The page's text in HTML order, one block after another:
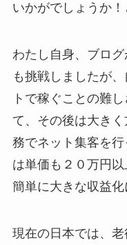
いかがでしょうか！
わたし自身、ブロ
も挑戦しましたが
トで稼ぐことの難
て、その後は大き
務でネット集客を
は単価も２０万円
簡単に大きな収益化
現在の日本では、